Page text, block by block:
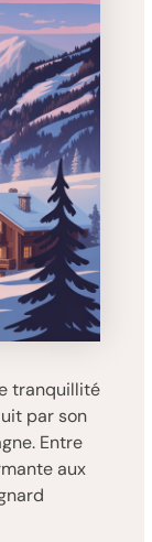
tranquillité
par son
Entre
aux